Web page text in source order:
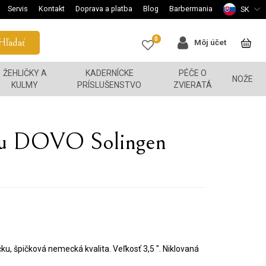
Servis Kontakt Doprava a platba Blog Barbermania SK
0 Môj účet
ŽEHLIČKY A
KULMY
KADERNÍCKE
PRÍSLUŠENSTVO
PÉČE O
ZVIERATÁ
NOŽE
DOVO Solingen
špičková nemecká kvalita. Veľkosť 3,5 ". Niklovaná